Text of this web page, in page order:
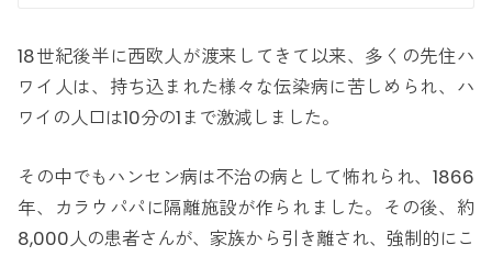
18世紀後半に西欧人が渡来してきて以来、多くの先住ハ
ワイ人は、持ち込まれた様々な伝染病に苦しめられ、ハ
ワイの人口は10分の1まで激減しました。
その中でもハンセン病は不治の病として怖れられ、1866
年、カラウパパに隔離施設が作られました。その後、約
8,000人の患者さんが、家族から引き離され、強制的にこ